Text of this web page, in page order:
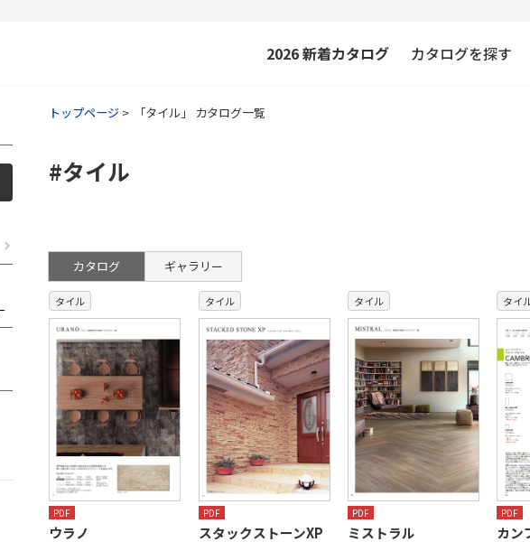
2026新着カタログ カタログを探す
トップページ 「タイル」 カタログ一覧
#タイル
カタログ ギャラリー
タイル
PDF
ウラノ
タイル
PDF
スタックストーンXP
タイル
PDF
ミストラル
タイ
PDF
カン